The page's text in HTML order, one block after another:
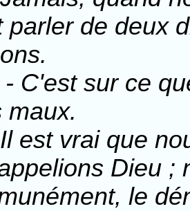
parler de deux
C'est sur ce
maux.
est vrai que
Dieu ;
le